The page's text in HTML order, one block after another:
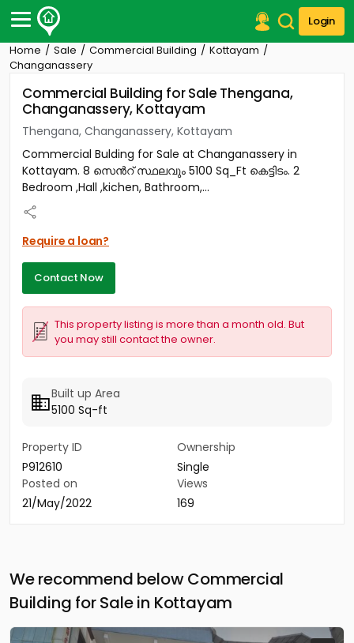
Login
Post Your Property
Post Your Requirement
Properties for Sale
Premium Projects
Finance Center
Contact Us
Home Sale Commercial Building
Kottayam
Changanassery
Commercial Building for Sale Thengana,
Changanassery, Kottayam
Thengana, Changanassery, Kottayam
Commercial Bulding for Sale at Changanassery in
Kottayam. 8 സെൻറ് സ്ഥലവും 5100 Sq_Ft കെട്ടിടം. 2
Bedroom ,Hall ,kichen, Bathroom,...
Require a loan?
Contact Now
This property listing is more than a month old. But
you may still contact the owner.
Built up Area
5100 Sq-ft
Property ID
P912610
Ownership
Single
Posted on
21/May/2022
Views
169
We recommend below Commercial
Building for Sale in Kottayam